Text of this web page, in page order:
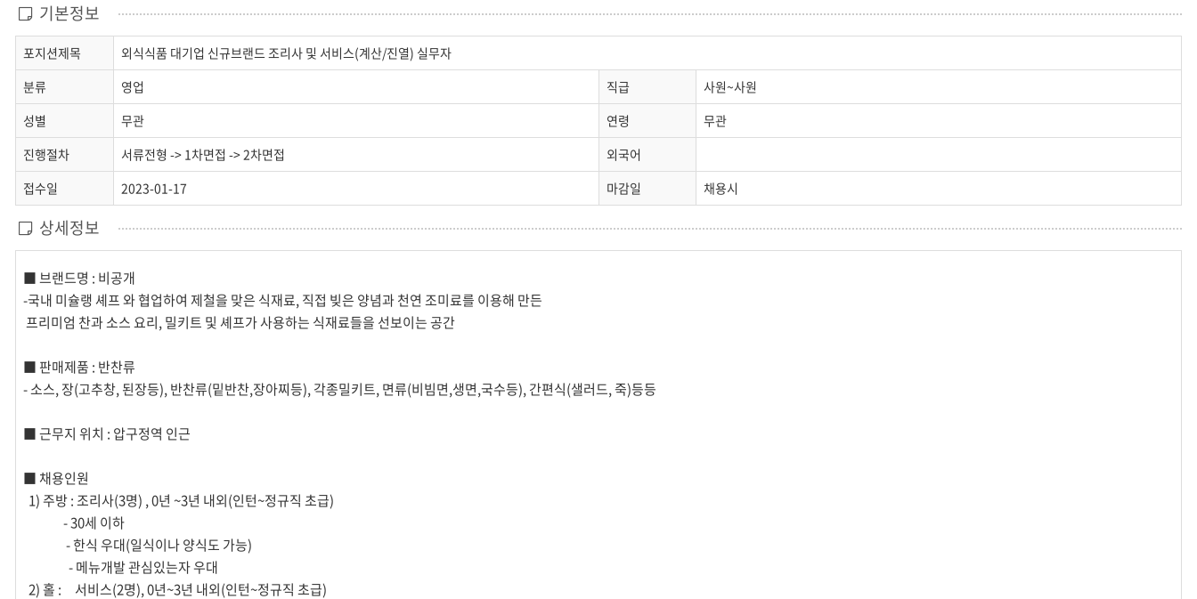
기본정보
포지션제목
외식식품 대기업 신규브랜드 조리사 및 서비스(계산/진열) 실무자
분류
영업 직급
사원~사원
성별
무관 연령
무관
진행절차
서류전형 -> 1차면접 -> 2차면접
외국어
접수일
2023-01-17 마감일 채용시
상세정보
■ 브랜드명 : 비공개
-국내 미슐랭 셰프 와 협업하여 제철을 맞은 식재료, 직접 빚은 양념과 천연 조미료를 이용해 만든
프리미엄 찬과 소스 요리, 밀키트 및 셰프가 사용하는 식재료들을 선보이는 공간
■ 판매제품 : 반찬류
- 소스, 장(고추창, 된장등), 반찬류(밑반찬,장아찌등), 각종밀키트, 면류(비빔면,생면,국수등), 간편식(샐러드, 죽)등등
■ 근무지 위치 : 압구정역 인근
■ 채용인원
1) 주방 : 조리사(3명) , 0년 ~3년 내외(인턴~정규직 초급)
- 30세 이하
- 한식 우대(일식이나 양식도 가능)
- 메뉴개발 관심있는자 우대
2) 홀 : 서비스(2명), 0년~3년 내외(인턴~정규직 초급)